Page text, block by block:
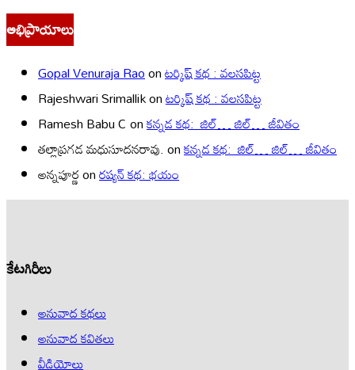
అభిప్రాయాలు
Gopal Venuraja Raoonటర్కిష్ కథ : వలసపిట్ట
Rajeshwari Srimallikonటర్కిష్ కథ : వలసపిట్ట
Ramesh Babu Conకన్నడ కథ: జిల్… జిల్… జీవితం
తల్లాప్రగడ మధుసూదనరావు.onకన్నడ కథ: జిల్… జిల్… జీవితం
అన్నపూర్ణonరష్యన్ కథ: భయం
కేటగిరీలు
అనువాద కథలు
అనువాద కవితలు
వీడియోలు